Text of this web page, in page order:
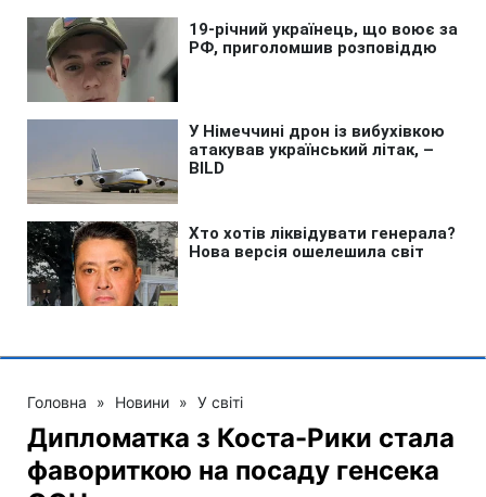
Головна » Новини » У світі
Дипломатка з Коста-Рики стала
фавориткою на посаду генсека